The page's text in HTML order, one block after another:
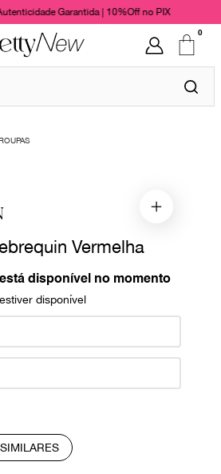
Garantida | 10%Off no PIX
0
Vermelha
disponível no momento
disponível